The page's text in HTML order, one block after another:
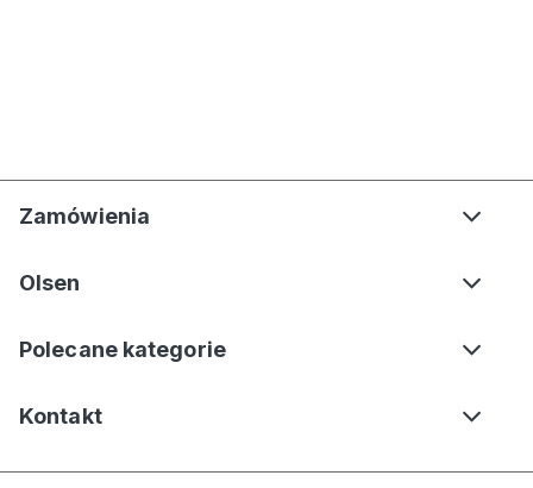
Zamówienia
Olsen
Polecane kategorie
Kontakt